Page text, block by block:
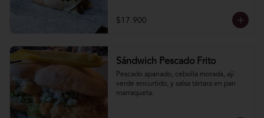
$17.900
Sándwich Pescado Frito
Pescado apanado, cebolla morada, ají­
verde encurtido, y salsa tártara en pan
marraqueta.